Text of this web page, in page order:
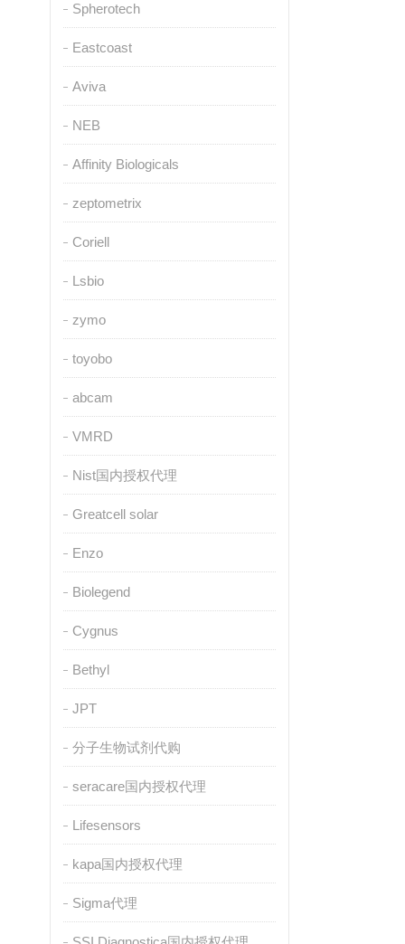
Spherotech
Eastcoast
Aviva
NEB
Affinity Biologicals
zeptometrix
Coriell
Lsbio
zymo
toyobo
abcam
VMRD
Nist国内授权代理
Greatcell solar
Enzo
Biolegend
Cygnus
Bethyl
JPT
分子生物试剂代购
seracare国内授权代理
Lifesensors
kapa国内授权代理
Sigma代理